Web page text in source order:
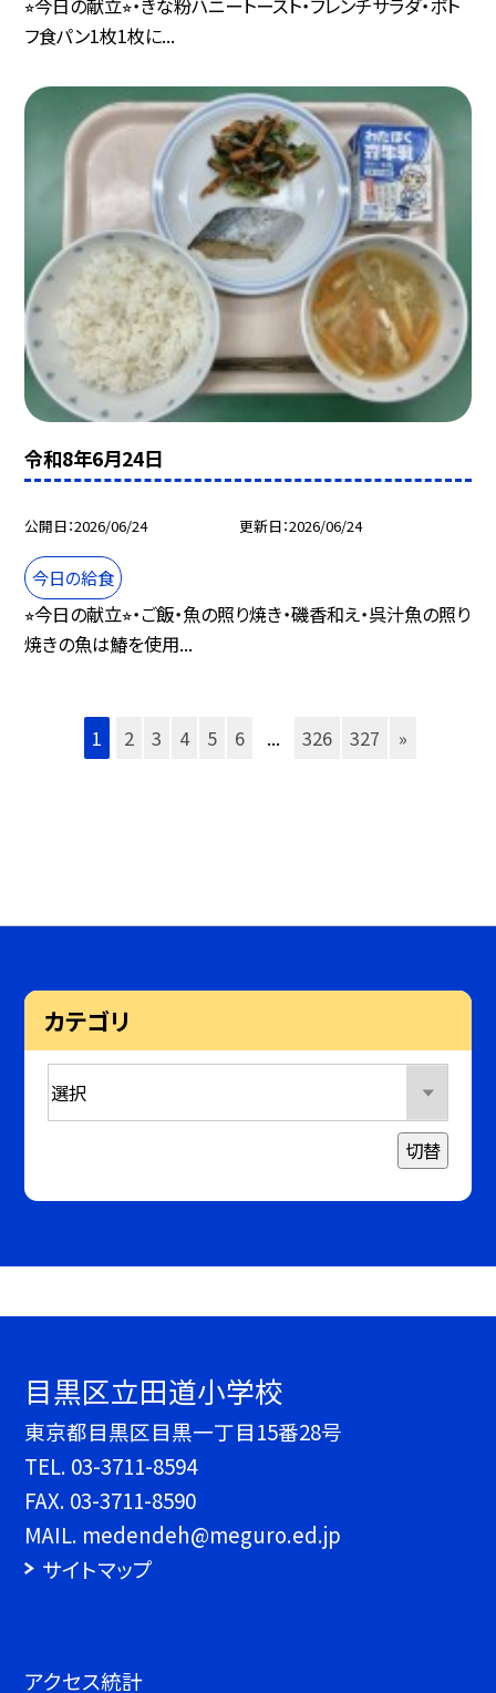
⭐︎今日の献立⭐︎・きな粉ハニートースト・フレンチサラダ・ポト
フ食パン1枚1枚に...
令和8年6月24日
公開日 2026/06/24 更新日 2026/06/24
今日の給食
⭐︎今日の献立⭐︎・ご飯・魚の照り焼き・磯香和え・呉汁魚の照り
焼きの魚は鰆を使用...
1 2 3 4 5 6 ... 326 327 »
カテゴリ
切替
目黒区立田道小学校
東京都目黒区目黒一丁目15番28号
TEL. 03-3711-8594
FAX. 03-3711-8590
MAIL. medendeh@meguro.ed.jp
サイトマップ
アクセス統計